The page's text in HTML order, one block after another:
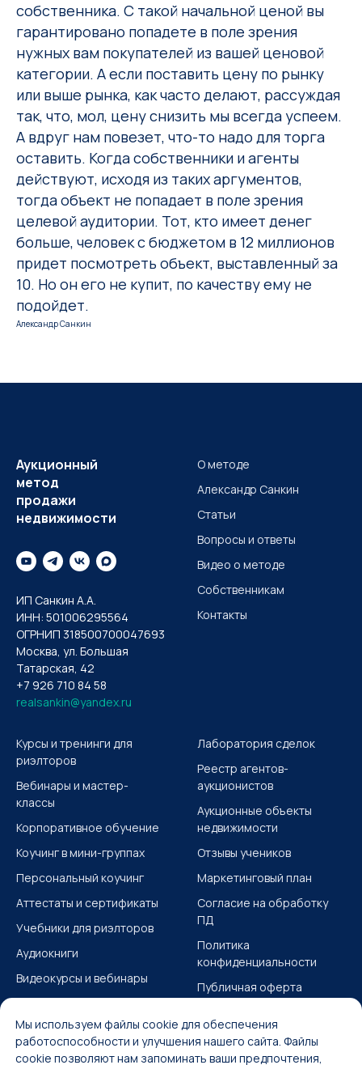
собственника. С такой начальной ценой вы
гарантировано попадете в поле зрения
нужных вам покупателей из вашей ценовой
категории. А если поставить цену по рынку
или выше рынка, как часто делают, рассуждая
так, что, мол, цену снизить мы всегда успеем.
А вдруг нам повезет, что-то надо для торга
оставить. Когда собственники и агенты
действуют, исходя из таких аргументов,
тогда объект не попадает в поле зрения
целевой аудитории. Тот, кто имеет денег
больше, человек с бюджетом в 12 миллионов
придет посмотреть объект, выставленный за
10. Но он его не купит, по качеству ему не
подойдет.
Александр Санкин
Аукционный
метод
продажи
недвижимости
ИП Санкин А.А.
ИНН: 501006295564
ОГРНИП 318500700047693
Москва, ул. Большая
Татарская, 42
+7 926 710 84 58
realsankin@yandex.ru
О методе
Александр Санкин
Статьи
Вопросы и ответы
Видео о методе
Собственникам
Контакты
Курсы и тренинги для
риэлторов
Вебинары и мастер-
классы
Корпоративное обучение
Коучинг в мини-группах
Персональный коучинг
Аттестаты и сертификаты
Учебники для риэлторов
Аудиокниги
Видеокурсы и вебинары
Учебные материалы
Лаборатория сделок
Реестр агентов-
аукционистов
Аукционные объекты
недвижимости
Отзывы учеников
Маркетинговый план
Согласие на обработку
ПД
Политика
конфиденциальности
Публичная оферта
ИМ
Карта сайта
Мы используем файлы cookie для обеспечения
работоспособности и улучшения нашего сайта. Файлы
cookie позволяют нам запоминать ваши предпочтения,